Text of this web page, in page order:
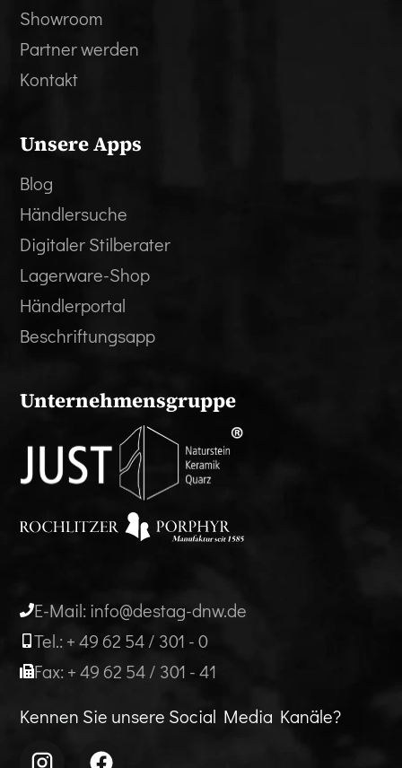
Showroom
Partner werden
Kontakt
Unsere Apps
Blog
Händlersuche
Digitaler Stilberater
Lagerware-Shop
Händlerportal
Beschriftungsapp
Unternehmensgruppe
E-Mail: info@destag-dnw.de
Tel.: + 49 62 54 / 301 - 0
Fax: + 49 62 54 / 301 - 41
Kennen Sie unsere Social Media Kanäle?